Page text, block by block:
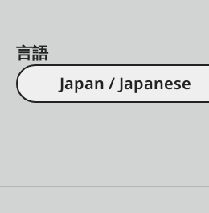
言語
Japan / Japanese